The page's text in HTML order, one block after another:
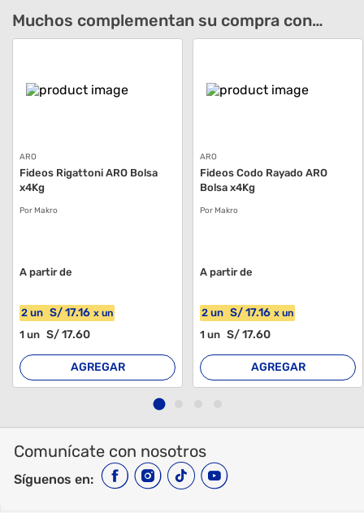
Muchos complementan su compra con…
ARO
Fideos Rigattoni ARO Bolsa
x4Kg
Por Makro
A partir de
2 un S/17.16 x un
1 un S/17.60
AGREGAR
ARO
Fideos Codo Rayado ARO
Bolsa x4Kg
Por Makro
A partir de
2 un S/17.16 x un
1 un S/17.60
AGREGAR
Comunícate con nosotros
Síguenos en: